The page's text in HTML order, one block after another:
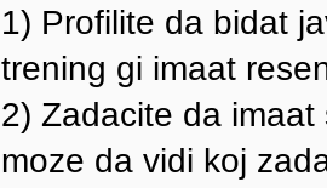
1) Profilite da bidat
trening gi imaat
2) Zadacite da
moze da vidi koj